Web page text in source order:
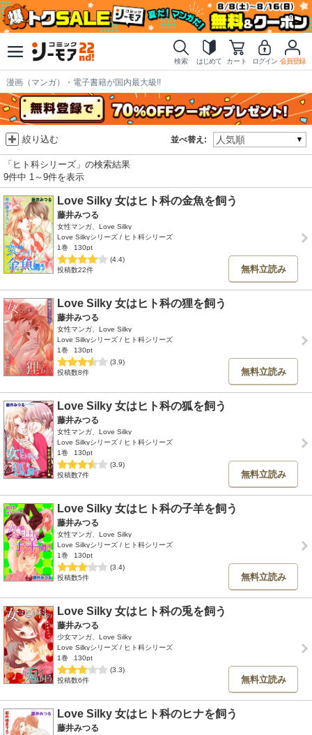
検索 はじめて カート ログイン 会員登録
漫画（マンガ）・電子書籍が国内最大級!!
並べ替え:
絞り込む
「ヒト科シリーズ」の検索結果
9件中 1～9件を表示
Love Silky 女はヒト科の金魚を飼う
藤井みつる
女性マンガ、Love Silky
Love Silkyシリーズ / ヒト科シリーズ
1巻
130pt
(4.4)
投稿数22件
無料立読み
Love Silky 女はヒト科の狸を飼う
藤井みつる
女性マンガ、Love Silky
Love Silkyシリーズ / ヒト科シリーズ
1巻
130pt
(3.9)
投稿数8件
無料立読み
Love Silky 女はヒト科の狐を飼う
藤井みつる
女性マンガ、Love Silky
Love Silkyシリーズ / ヒト科シリーズ
1巻
130pt
(3.9)
投稿数7件
無料立読み
Love Silky 女はヒト科の子羊を飼う
藤井みつる
女性マンガ、Love Silky
Love Silkyシリーズ / ヒト科シリーズ
1巻
130pt
(3.4)
投稿数5件
無料立読み
Love Silky 女はヒト科の兎を飼う
藤井みつる
少女マンガ、Love Silky
Love Silkyシリーズ / ヒト科シリーズ
1巻
130pt
(3.3)
投稿数6件
無料立読み
Love Silky 女はヒト科のヒナを飼う
藤井みつる